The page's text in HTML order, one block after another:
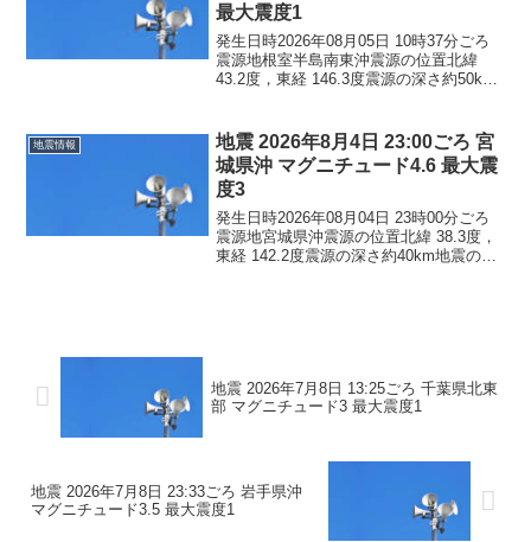
最大震度1
発生日時2026年08月05日 10時37分ごろ
震源地根室半島南東沖震源の位置北緯
43.2度，東経 146.3度震源の深さ約50km
りません。震度1北海道根室市
地震情報
地震 2026年8月4日 23:00ごろ 宮
城県沖 マグニチュード4.6 最大震
度3
発生日時2026年08月04日 23時00分ごろ
震源地宮城県沖震源の位置北緯 38.3度，
東経 142.2度震源の深さ約40km地震の規
地震 2026年7月8日 13:25ごろ 千葉県北東
部 マグニチュード3 最大震度1
地震 2026年7月8日 23:33ごろ 岩手県沖
マグニチュード3.5 最大震度1